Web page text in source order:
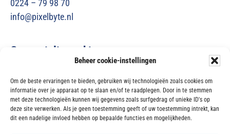
Beheer cookie-instellingen
Om de beste ervaringen te bieden, gebruiken wij technologieën zoals cookies om
informatie over je apparaat op te slaan en/of te raadplegen. Door in te stemmen
met deze technologieën kunnen wij gegevens zoals surfgedrag of unieke ID's op
deze site verwerken. Als je geen toestemming geeft of uw toestemming intrekt, kan
dit een nadelige invloed hebben op bepaalde functies en mogelijkheden.
0224 – 79 98 70
info@pixelbyte.nl
Gespecialiseerd in
Netwerk- en systeembeheer
Beveiliging & back-up
ICT-ondersteuning